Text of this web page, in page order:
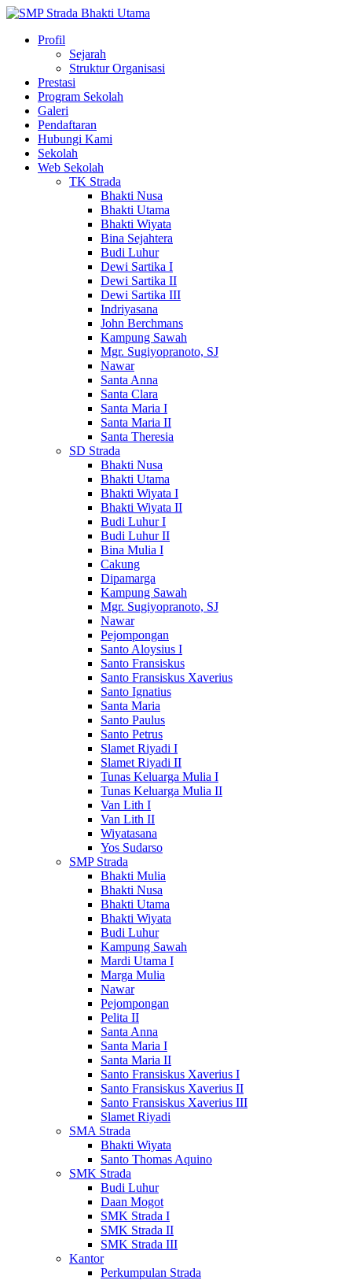
Profil
Sejarah
Struktur Organisasi
Prestasi
Program Sekolah
Galeri
Pendaftaran
Hubungi Kami
Sekolah
Web Sekolah
TK Strada
Bhakti Nusa
Bhakti Utama
Bhakti Wiyata
Bina Sejahtera
Budi Luhur
Dewi Sartika I
Dewi Sartika II
Dewi Sartika III
Indriyasana
John Berchmans
Kampung Sawah
Mgr. Sugiyopranoto, SJ
Nawar
Santa Anna
Santa Clara
Santa Maria I
Santa Maria II
Santa Theresia
SD Strada
Bhakti Nusa
Bhakti Utama
Bhakti Wiyata I
Bhakti Wiyata II
Budi Luhur I
Budi Luhur II
Bina Mulia I
Cakung
Dipamarga
Kampung Sawah
Mgr. Sugiyopranoto, SJ
Nawar
Pejompongan
Santo Aloysius I
Santo Fransiskus
Santo Fransiskus Xaverius
Santo Ignatius
Santa Maria
Santo Paulus
Santo Petrus
Slamet Riyadi I
Slamet Riyadi II
Tunas Keluarga Mulia I
Tunas Keluarga Mulia II
Van Lith I
Van Lith II
Wiyatasana
Yos Sudarso
SMP Strada
Bhakti Mulia
Bhakti Nusa
Bhakti Utama
Bhakti Wiyata
Budi Luhur
Kampung Sawah
Mardi Utama I
Marga Mulia
Nawar
Pejompongan
Pelita II
Santa Anna
Santa Maria I
Santa Maria II
Santo Fransiskus Xaverius I
Santo Fransiskus Xaverius II
Santo Fransiskus Xaverius III
Slamet Riyadi
SMA Strada
Bhakti Wiyata
Santo Thomas Aquino
SMK Strada
Budi Luhur
Daan Mogot
SMK Strada I
SMK Strada II
SMK Strada III
Kantor
Perkumpulan Strada